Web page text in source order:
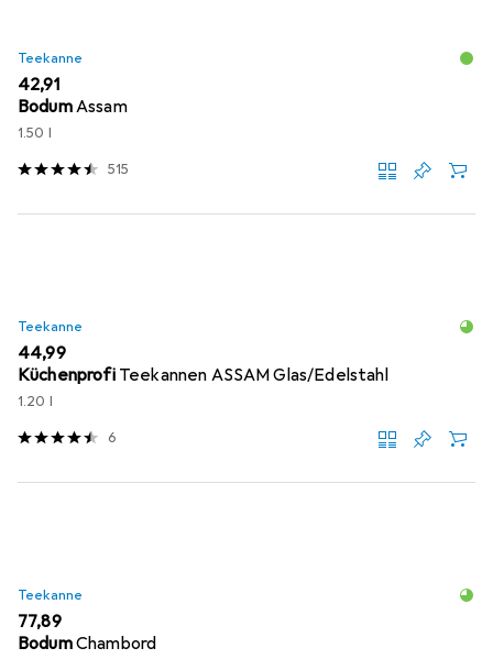
Teekanne
EUR
42,91
BodumAssam
1.50 l
515
Teekanne
EUR
44,99
Küchenprofi Teekannen ASSAM Glas/Edelstahl
1.20 l
6
Teekanne
EUR
77,89
BodumChambord